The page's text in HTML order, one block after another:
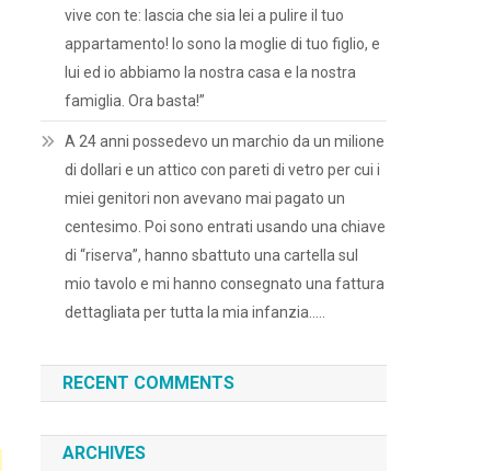
vive con te: lascia che sia lei a pulire il tuo
appartamento! Io sono la moglie di tuo figlio, e
lui ed io abbiamo la nostra casa e la nostra
famiglia. Ora basta!”
A 24 anni possedevo un marchio da un milione
di dollari e un attico con pareti di vetro per cui i
miei genitori non avevano mai pagato un
centesimo. Poi sono entrati usando una chiave
di “riserva”, hanno sbattuto una cartella sul
mio tavolo e mi hanno consegnato una fattura
dettagliata per tutta la mia infanzia…..
RECENT COMMENTS
ARCHIVES